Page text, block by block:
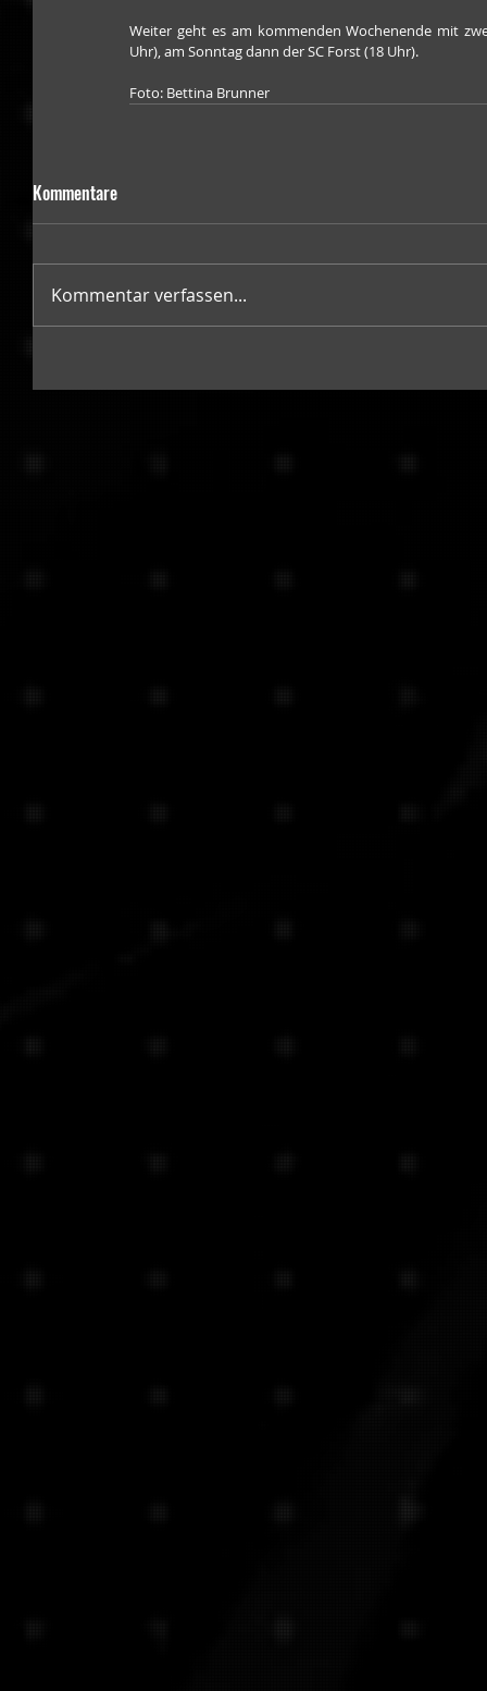
Weiter geht es am kommenden Wochenende mit
Uhr), am Sonntag dann der SC Forst (18 Uhr).
Foto: Bettina Brunner
Kommentare
Kommentar verfassen...